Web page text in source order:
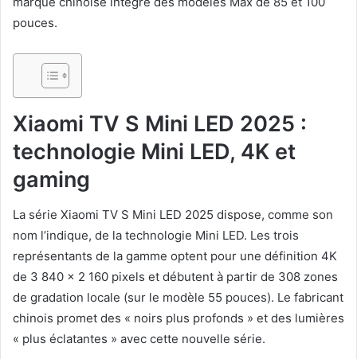
pouces.
Xiaomi TV S Mini LED 2025 :
technologie Mini LED, 4K et
gaming
La série Xiaomi TV S Mini LED 2025 dispose, comme son
nom l’indique, de la technologie Mini LED. Les trois
représentants de la gamme optent pour une définition 4K
de 3 840 x 2 160 pixels et débutent à partir de 308 zones
de gradation locale (sur le modèle 55 pouces). Le fabricant
chinois promet des « noirs plus profonds » et des lumières
« plus éclatantes » avec cette nouvelle série.